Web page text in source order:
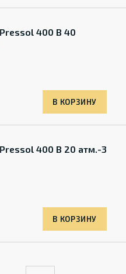
400 В 40
В КОРЗИНУ
400 В 20 атм.-3
В КОРЗИНУ